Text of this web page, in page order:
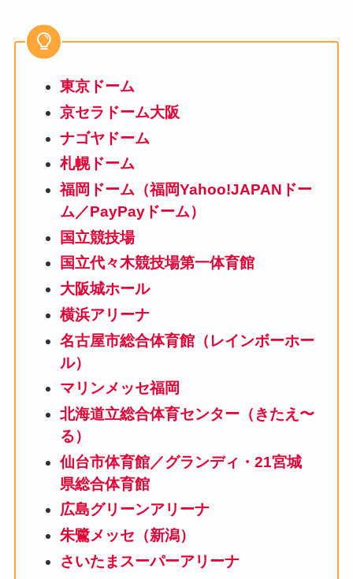
東京ドーム
京セラドーム大阪
ナゴヤドーム
札幌ドーム
福岡ドーム（福岡Yahoo!JAPANドー
ム／PayPayドーム）
国立競技場
国立代々木競技場第一体育館
大阪城ホール
横浜アリーナ
名古屋市総合体育館（レインボーホー
ル）
マリンメッセ福岡
北海道立総合体育センター（きたえ〜
る）
仙台市体育館／グランディ・21宮城
県総合体育館
広島グリーンアリーナ
朱鷺メッセ（新潟）
さいたまスーパーアリーナ